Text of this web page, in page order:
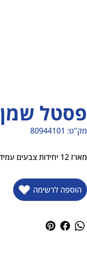
פסטל שמן 12
מק"ט:
מק"ט
80944101
80944101
מארז 12 יחידות צבעים עמידים וחזקים גוונים חזקים קלים למריחה
הוספה לרשימה